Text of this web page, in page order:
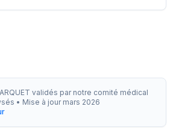
validés par notre comité médical
• Mise à jour mars 2026